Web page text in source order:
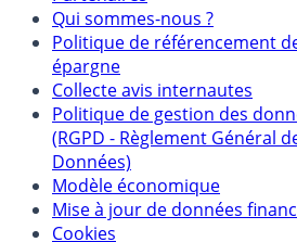
Mentions légales et
Partenaires
Qui sommes-nous ?
Politique de référencement
épargne
Collecte avis internautes
Politique de gestion des
(RGPD - Règlement Général
Données)
Modèle économique